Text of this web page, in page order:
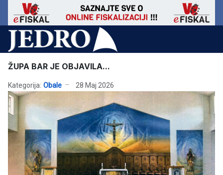
ŽUPA BAR JE OBJAVILA...
Kategorija: Obale 28 Maj 2026